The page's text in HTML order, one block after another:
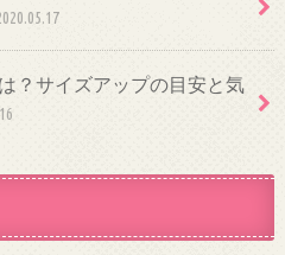
？サイズアップの目安と気